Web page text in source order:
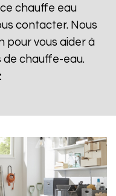
chauffe eau
contacter. Nous
pour vous aider à
de chauffe-eau.